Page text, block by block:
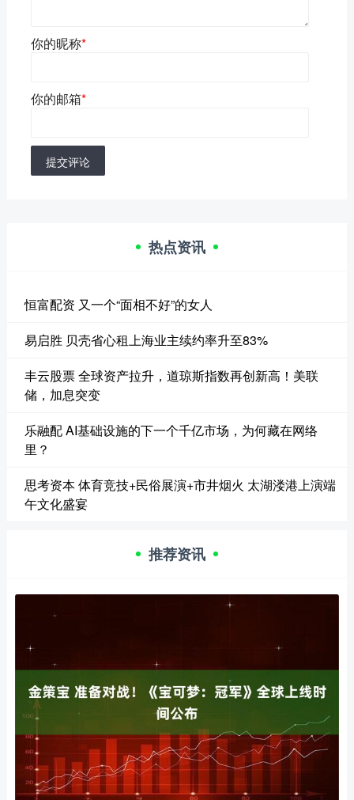
你的昵称*
你的邮箱*
提交评论
热点资讯
恒富配资 又一个“面相不好”的女人
易启胜 贝壳省心租上海业主续约率升至83%
丰云股票 全球资产拉升，道琼斯指数再创新高！美联
储，加息突变
乐融配 AI基础设施的下一个千亿市场，为何藏在网络
里？
思考资本 体育竞技+民俗展演+市井烟火 太湖溇港上演端
午文化盛宴
推荐资讯